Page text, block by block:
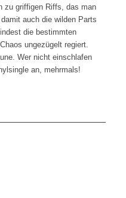
zu griffigen Riffs, das man
auch die wilden Parts
die bestimmten
ungezügelt regiert.
Wer nicht einschlafen
an, mehrmals!